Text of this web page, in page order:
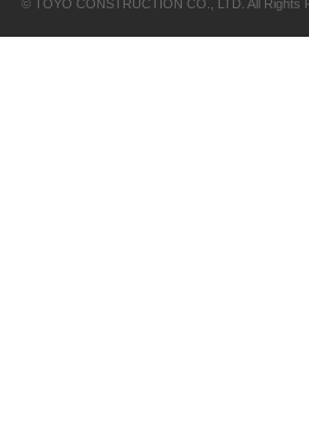
© TOYO CONSTRUCTION CO., LTD. All Rights